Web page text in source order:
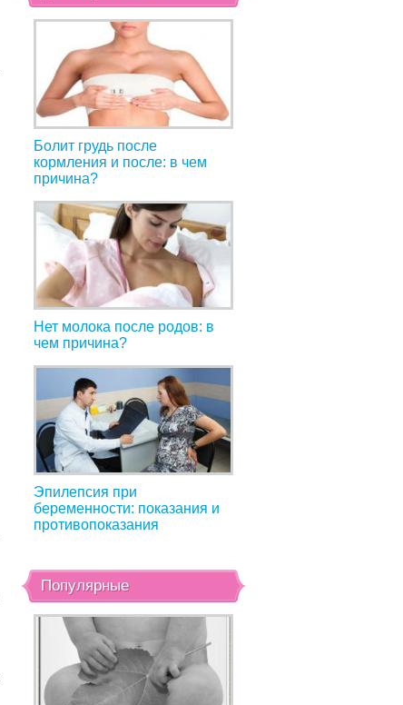
Болит грудь после
кормления и после: в чем
причина?
Нет молока после родов: в
чем причина?
Эпилепсия при
беременности: показания и
противопоказания
Популярные